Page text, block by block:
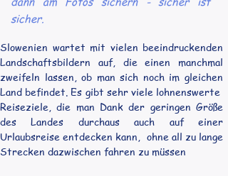
sicher.
Slowenien wartet mit vielen beeindruckenden
Landschaftsbildern auf, die einen manchmal
zweifeln lassen, ob man sich noch im gleichen
Land befindet. Es gibt sehr viele lohnenswerte
Reiseziele, die man Dank der geringen Größe
des Landes durchaus auch auf einer
Urlaubsreise entdecken kann,  ohne all zu lange
Strecken dazwischen fahren zu müssen